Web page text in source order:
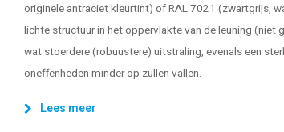
originele antraciet kleurtint) of RAL 7021 (zwartgrijs,
lichte structuur in het oppervlakte van de leuning (niet
wat stoerdere (robuustere) uitstraling, evenals een
oneffenheden minder op zullen vallen.
Lees meer